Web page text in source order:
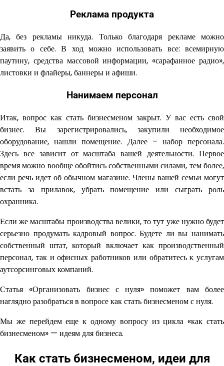
Реклама продукта
Да, без рекламы никуда. Только благодаря рекламе можно
заявить о себе. В ход можно использовать все: всемирную
паутину, средства массовой информации, «сарафанное радио»,
листовки и флайеры, баннеры и афиши.
Нанимаем персонал
Итак, вопрос как стать бизнесменом закрыт. У вас есть свой
бизнес. Вы зарегистрировались, закупили необходимое
оборудование, нашли помещение. Далее – набор персонала.
Здесь все зависит от масштаба вашей деятельности. Первое
время можно вообще обойтись собственными силами, тем более,
если речь идет об обычном магазине. Члены вашей семьи могут
встать за прилавок, убрать помещение или сыграть роль
охранника.
Если же масштабы производства велики, то тут уже нужно будет
серьезно продумать кадровый вопрос. Будете ли вы нанимать
собственный штат, который включает как производственный
персонал, так и офисных работников или обратитесь к услугам
аутсорсинговых компаний.
Статья «Организовать бизнес с нуля» поможет вам более
наглядно разобраться в вопросе как стать бизнесменом с нуля.
Мы же перейдем еще к одному вопросу из цикла «как стать
бизнесменом» — идеям для бизнеса.
Как стать бизнесменом, идеи для